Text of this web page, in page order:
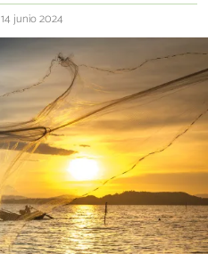
14 junio 2024